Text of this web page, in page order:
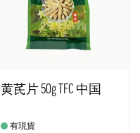
黄芪片 50g TFC 中国
有現貨